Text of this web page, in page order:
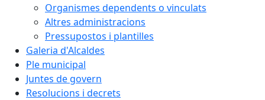
Organismes dependents o vinculats
Altres administracions
Pressupostos i plantilles
Galeria d'Alcaldes
Ple municipal
Juntes de govern
Resolucions i decrets